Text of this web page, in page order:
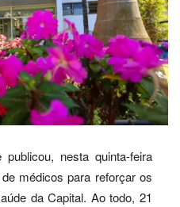
nesta quinta-feira
médicos para reforçar os
da Capital. Ao todo, 21